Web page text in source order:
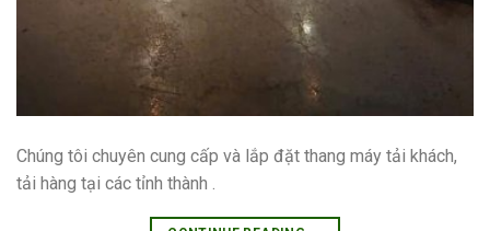
Chúng tôi chuyên cung cấp và lắp đặt thang máy tải khách,
tải hàng tại các tỉnh thành .